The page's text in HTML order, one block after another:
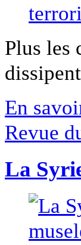
Plus les
En
Revue
La